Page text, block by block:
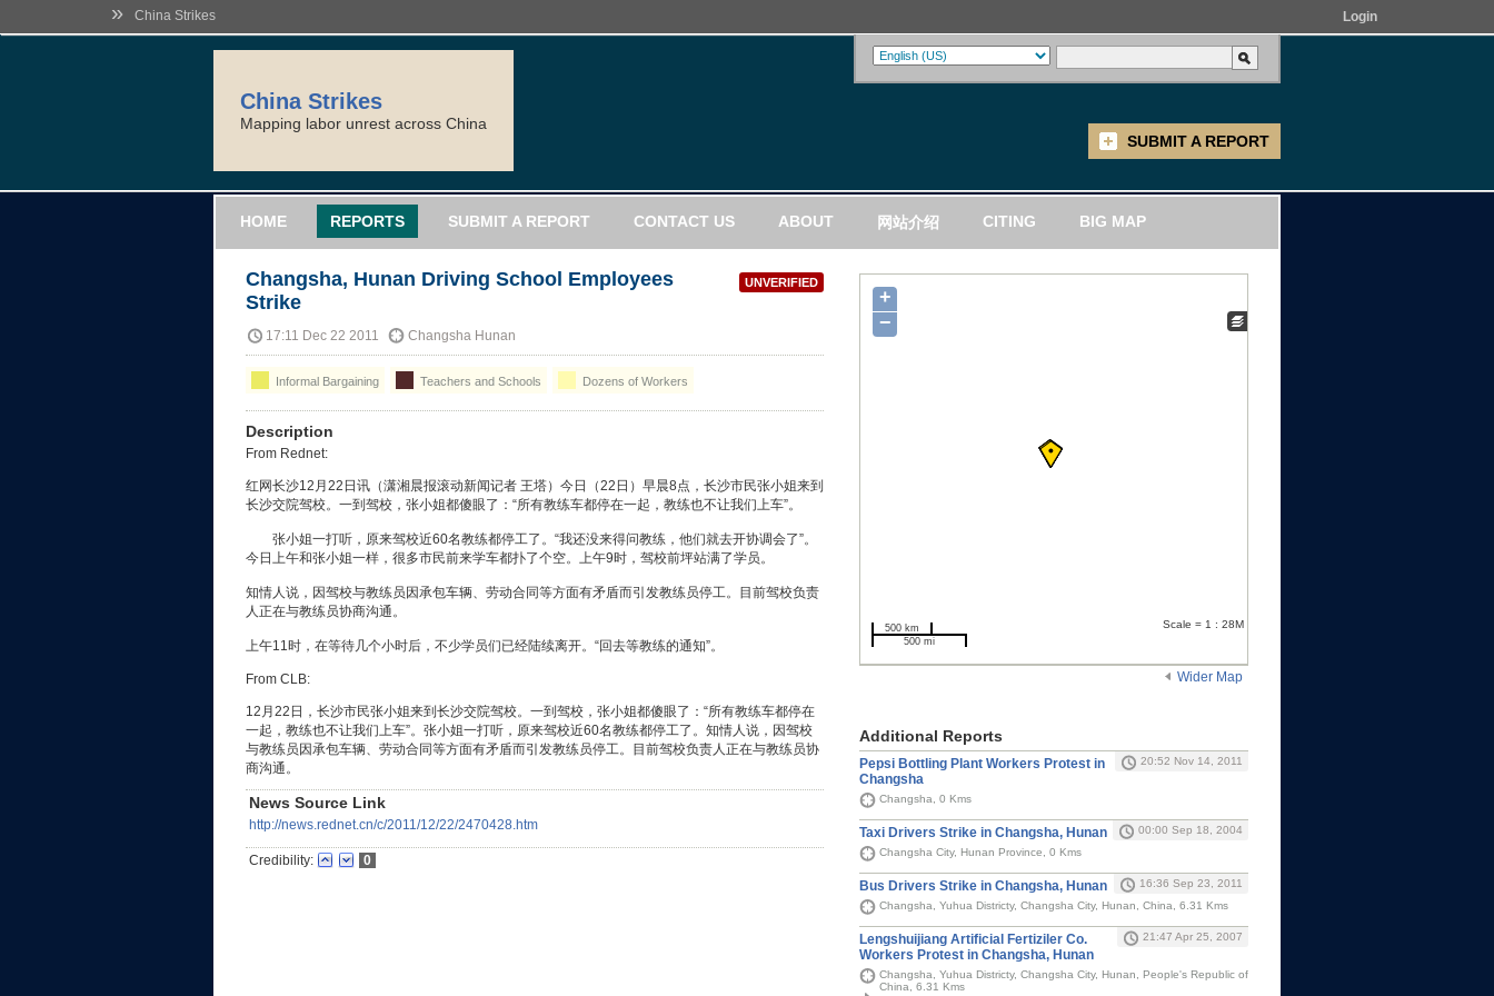
» China Strikes Login
China Strikes
Mapping labor unrest across China
SUBMIT A REPORT
HOME REPORTS SUBMIT A REPORT CONTACT US ABOUT 网站介绍 CITING BIG MAP
UNVERIFIED
Changsha, Hunan Driving School Employees
Strike
17:11 Dec 22 2011 Changsha Hunan
Informal Bargaining Teachers and Schools Dozens of Workers
Description
From Rednet:
红网长沙12月22日讯（潇湘晨报滚动新闻记者 王塔）今日（22日）早晨8点，长沙市民张小姐来到
长沙交院驾校。一到驾校，张小姐都傻眼了：“所有教练车都停在一起，教练也不让我们上车”。
张小姐一打听，原来驾校近60名教练都停工了。“我还没来得问教练，他们就去开协调会了”。
今日上午和张小姐一样，很多市民前来学车都扑了个空。上午9时，驾校前坪站满了学员。
知情人说，因驾校与教练员因承包车辆、劳动合同等方面有矛盾而引发教练员停工。目前驾校负责
人正在与教练员协商沟通。
上午11时，在等待几个小时后，不少学员们已经陆续离开。“回去等教练的通知”。
From CLB:
12月22日，长沙市民张小姐来到长沙交院驾校。一到驾校，张小姐都傻眼了：“所有教练车都停在
一起，教练也不让我们上车”。张小姐一打听，原来驾校近60名教练都停工了。知情人说，因驾校
与教练员因承包车辆、劳动合同等方面有矛盾而引发教练员停工。目前驾校负责人正在与教练员协
商沟通。
News Source Link
http://news.rednet.cn/c/2011/12/22/2470428.htm
Credibility: 0
+
−
500 km
500 mi
Scale = 1 : 28M
Wider Map
Additional Reports
Pepsi Bottling Plant Workers Protest in
Changsha
20:52 Nov 14, 2011
Changsha, 0 Kms
Taxi Drivers Strike in Changsha, Hunan
00:00 Sep 18, 2004
Changsha City, Hunan Province, 0 Kms
Bus Drivers Strike in Changsha, Hunan
16:36 Sep 23, 2011
Changsha, Yuhua Districty, Changsha City, Hunan, China, 6.31 Kms
Lengshuijiang Artificial Fertiziler Co.
Workers Protest in Changsha, Hunan
21:47 Apr 25, 2007
Changsha, Yuhua Districty, Changsha City, Hunan, People's Republic of
China, 6.31 Kms